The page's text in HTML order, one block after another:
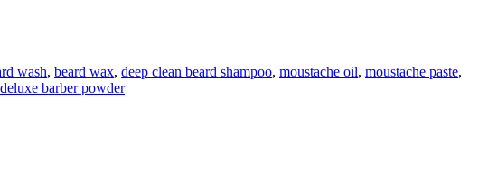
wash, beard wax, deep clean beard shampoo, moustache oil, moustache paste,
barber powder